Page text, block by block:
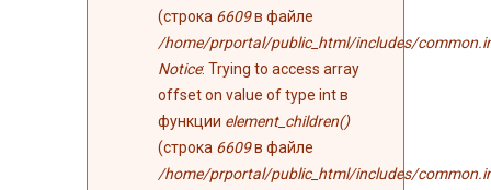
(строка 6609в файле
/home/prportal/public_html/includes/
Notice: Trying to access array
offset on value of type int в
функции element_children()
(строка 6609в файле
/home/prportal/public_html/includes/